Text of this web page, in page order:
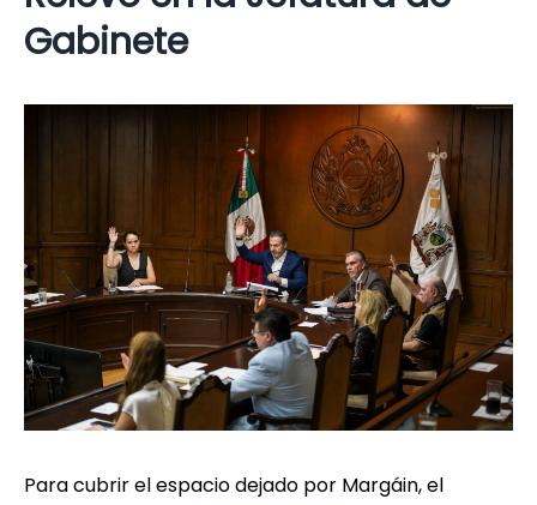
Gabinete
Para cubrir el espacio dejado por Margáin, el